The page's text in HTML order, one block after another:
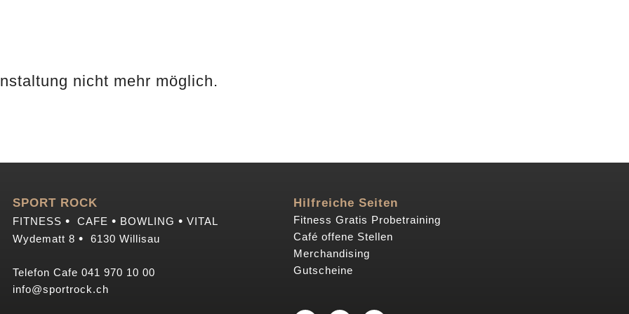
nicht mehr möglich.
SPORT ROCK
FITNESS• CAFE• BOWLING• VITAL
Wydematt 8• 6130 Willisau
Telefon Cafe041 970 10 00
info@sportrock.ch
Hilfreiche Seiten
Fitness Gratis Probetraining
Café offene Stellen
Merchandising
Gutscheine